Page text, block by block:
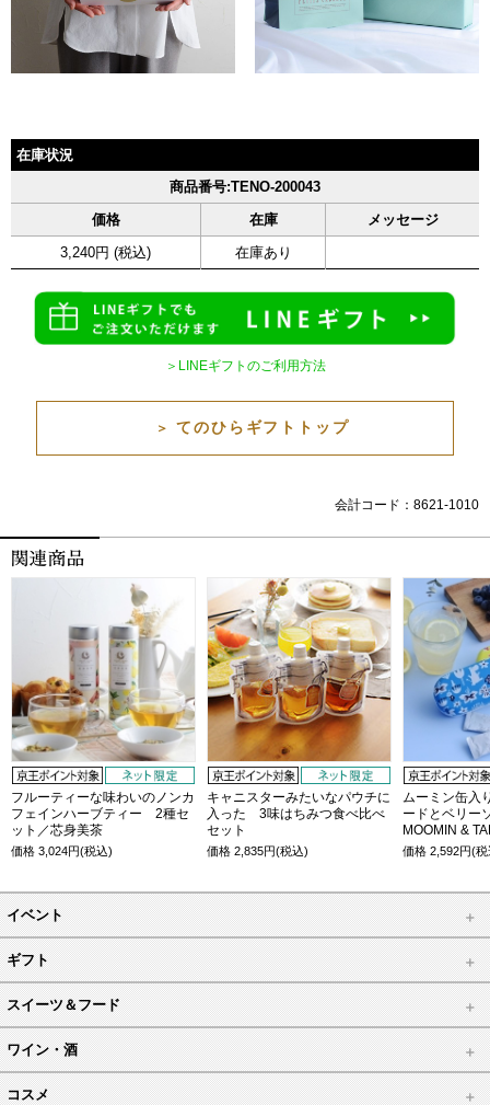
在庫状況
商品番号:TENO-200043
価格
在庫
メッセージ
3,240円 (税込)
在庫あり
＞LINEギフトのご利用方法
＞ てのひらギフトトップ
会計コード：8621-1010
フルーティーな味わいのノンカ
フェインハーブティー 2種セ
ット／芯身美茶
価格 3,024円(税込)
キャニスターみたいなパウチに
入った 3味はちみつ食べ比べ
セット
価格2,835円(税込)
ムーミン缶
ードとベリー
MOOMIN &
価格2,592円(
イベント
ギフト
スイーツ＆フード
ワイン・酒
コスメ